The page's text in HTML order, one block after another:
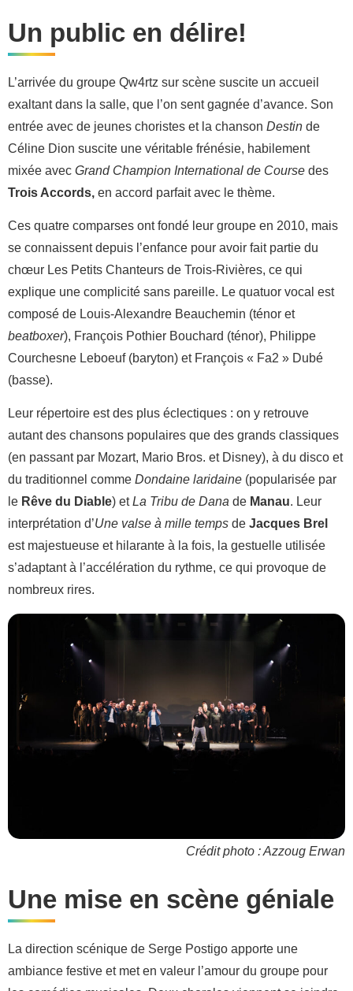
Un public en délire!
L’arrivée du groupe Qw4rtz sur scène suscite un accueil
exaltant dans la salle, que l’on sent gagnée d’avance. Son
entrée avec de jeunes choristes et la chanson Destin de
Céline Dion suscite une véritable frénésie, habilement
mixée avec Grand Champion International de Course des
Trois Accords, en accord parfait avec le thème.
Ces quatre comparses ont fondé leur groupe en 2010, mais
se connaissent depuis l’enfance pour avoir fait partie du
chœur Les Petits Chanteurs de Trois-Rivières, ce qui
explique une complicité sans pareille. Le quatuor vocal est
composé de Louis-Alexandre Beauchemin (ténor et
beatboxer), François Pothier Bouchard (ténor), Philippe
Courchesne Leboeuf (baryton) et François « Fa2 » Dubé
(basse).
Leur répertoire est des plus éclectiques : on y retrouve
autant des chansons populaires que des grands classiques
(en passant par Mozart, Mario Bros. et Disney), à du disco et
du traditionnel comme Dondaine laridaine (popularisée par
le Rêve du Diable) etLa Tribu de Dana de Manau. Leur
interprétation d’Une valse à mille temps de Jacques Brel
est majestueuse et hilarante à la fois, la gestuelle utilisée
s’adaptant à l’accélération du rythme, ce qui provoque de
nombreux rires.
Crédit photo : Azzoug Erwan
Une mise en scène géniale
La direction scénique de Serge Postigo apporte une
ambiance festive et met en valeur l’amour du groupe pour